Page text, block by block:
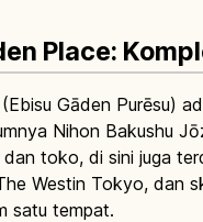
Place:
Gāden Purēsu)
Nihon Bakushu
toko, di sini juga
Westin Tokyo, dan
satu tempat.